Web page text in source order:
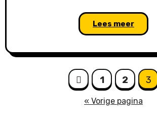
Lees meer
Berichten
paginering
1 2 3
« Vorige pagina